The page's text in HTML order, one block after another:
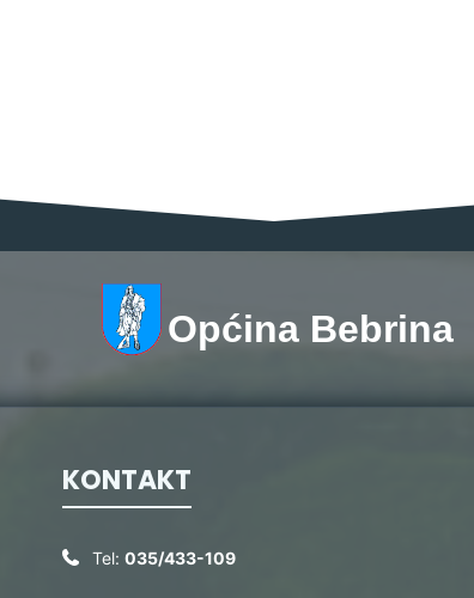
Općina Bebrina
KONTAKT
Tel:035/433-109